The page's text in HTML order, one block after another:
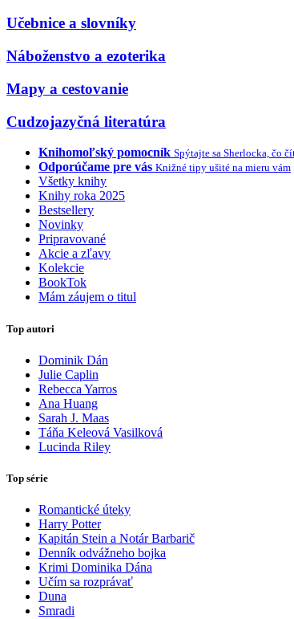
Učebnice a slovníky
Náboženstvo a ezoterika
Mapy a cestovanie
Cudzojazyčná literatúra
Knihomoľský pomocník Spýtajte sa Sherlocka, čo
Odporúčame pre vás Knižné tipy ušité na mieru vám
Všetky knihy
Knihy roka 2025
Bestsellery
Novinky
Pripravované
Akcie a zľavy
Kolekcie
BookTok
Mám záujem o titul
Top autori
Dominik Dán
Julie Caplin
Rebecca Yarros
Ana Huang
Sarah J. Maas
Táňa Keleová Vasilková
Lucinda Riley
Top série
Romantické úteky
Harry Potter
Kapitán Stein a Notár Barbarič
Denník odvážneho bojka
Krimi Dominika Dána
Učím sa rozprávať
Duna
Smradi